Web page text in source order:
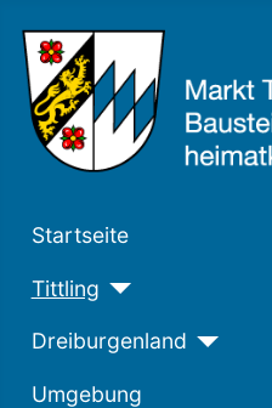
Startseite
Tittling
Dreiburgenland
Umgebung